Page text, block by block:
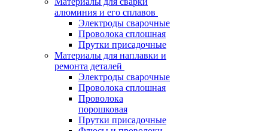
алюминия и его сплавов
Электроды сварочные
Проволока сплошная
Прутки присадочные
Материалы для наплавки и
ремонта деталей
Электроды сварочные
Проволока сплошная
Проволока
порошковая
Прутки присадочные